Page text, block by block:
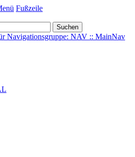
Fußzeile
Suchen
Navigationsgruppe: NAV :: MainNav